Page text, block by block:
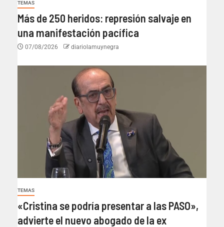
TEMAS
Más de 250 heridos: represión salvaje en
una manifestación pacífica
07/08/2026 diariolamuynegra
TEMAS
«Cristina se podría presentar a las PASO»,
advierte el nuevo abogado de la ex